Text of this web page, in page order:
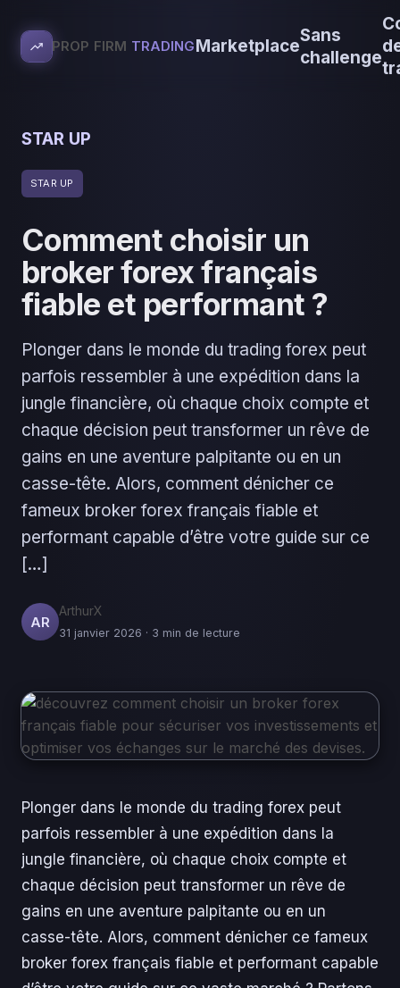
PROP FIRM TRADINGMarketplace
Sans
challenge
STAR UP
STAR UP
Comment choisir un
broker forex français
fiable et performant ?
Plonger dans le monde du trading forex peut
parfois ressembler à une expédition dans la
jungle financière, où chaque choix compte et
chaque décision peut transformer un rêve de
gains en une aventure palpitante ou en un
casse-tête. Alors, comment dénicher ce
fameux broker forex français fiable et
performant capable d’être votre guide sur ce
[…]
AR
ArthurX
31 janvier 2026 · 3 min de lecture
Plonger dans le monde du trading forex peut
parfois ressembler à une expédition dans la
jungle financière, où chaque choix compte et
chaque décision peut transformer un rêve de
gains en une aventure palpitante ou en un
casse-tête. Alors, comment dénicher ce fameux
broker forex français fiable et performant capable